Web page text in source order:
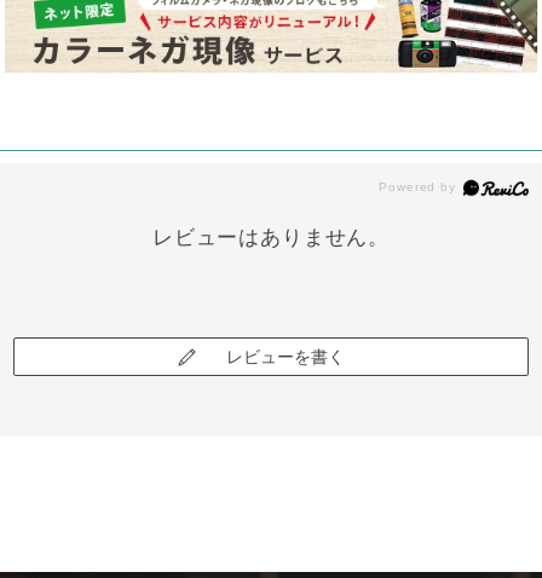
レビューはありません。
レビューを書く